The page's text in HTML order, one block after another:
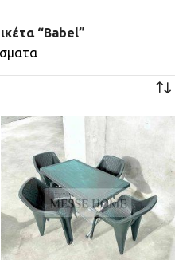
“Babel”